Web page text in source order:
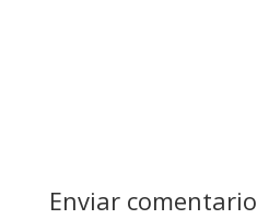
Enviar comentario